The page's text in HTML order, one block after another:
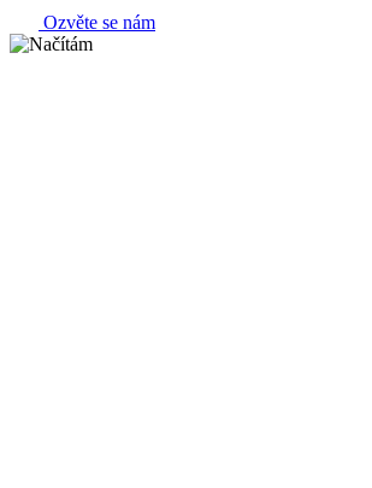
Ozvěte se nám